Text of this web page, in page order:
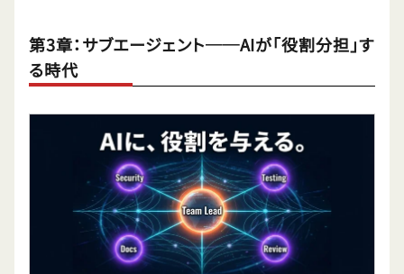
第3章：サブエージェント──AIが「役割分担」す
る時代